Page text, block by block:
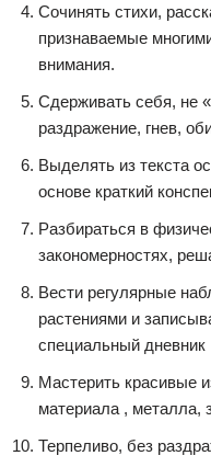
Сочинять стихи,
признаваемые
внимания.
Сдерживать себя, не
раздражение, гнев,
Выделять из текста
основе краткий
Разбираться в
закономерностях,
Вести регулярные
растениями и
специальный дневник
Мастерить красивые
материала , металла,
Терпеливо, без